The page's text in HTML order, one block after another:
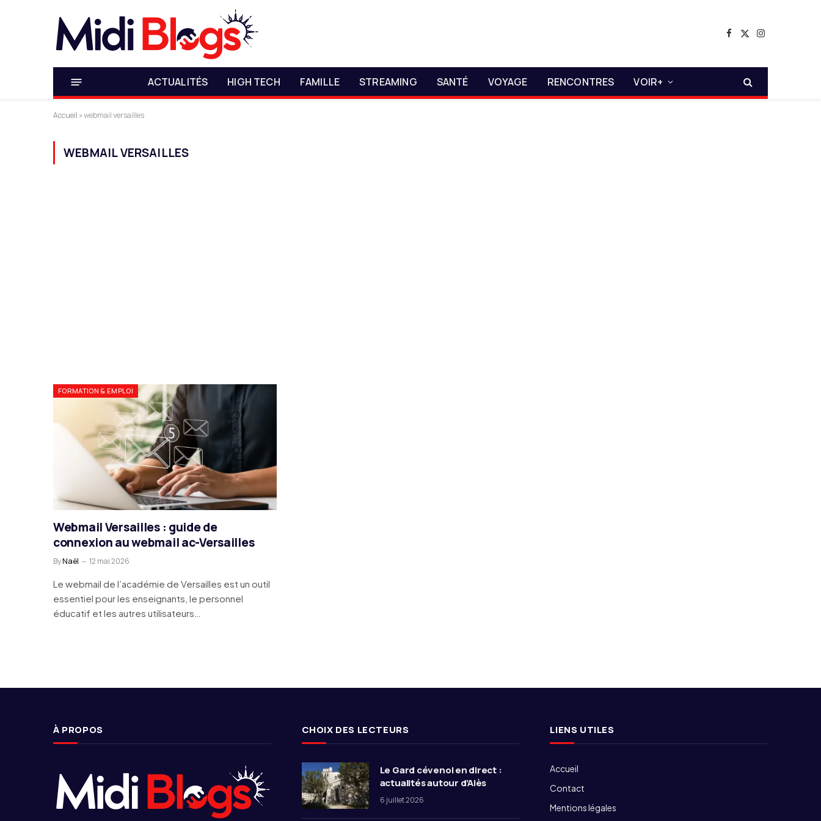
Facebook
X
Instagram
ACTUALITÉS HIGH TECH FAMILLE STREAMING SANTÉ VOYAGE RENCONTRES VOIR+
Accueil »webmail versailles
WEBMAIL VERSAILLES
FORMATION & EMPLOI
Webmail Versailles : guide de
connexion au webmail ac-Versailles
ByNaël 12 mai 2026
Le webmail de l’académie de Versailles est un outil
essentiel pour les enseignants, le personnel
éducatif et les autres utilisateurs…
À PROPOS CHOIX DES LECTEURS
Le Gard cévenol en direct :
actualités autour d’Alès
6 juillet 2026
LIENS UTILES
Accueil
Contact
Mentions légales